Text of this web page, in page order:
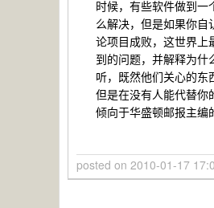
时候，有些软件做到
么解决，但是如果你自
论项目成败，这世界上
到的问题，并解释为什
听，既然他们关心的东
但是在没有人能代替你
倾向于华盛顿邮报主编
posted on 2010-01-17